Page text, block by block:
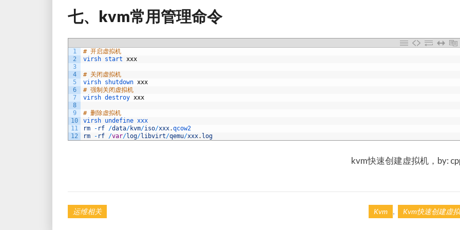
七、kvm常用管理命令
1
2
3
4
5
6
7
8
9
10
11
12
# 开启虚拟机
virsh start xxx
# 关闭虚拟机
virsh shutdown xxx
# 强制关闭虚拟机
virsh destroy xxx
# 删除虚拟机
virsh undefine xxx
rm
- rf /data/kvm/iso/xxx.qcow2
rm
- rf /var/log/libvirt/qemu/xxx. log
kvm快速创建虚拟机，by:
运维相关 Kvm , Kvm快速创建虚